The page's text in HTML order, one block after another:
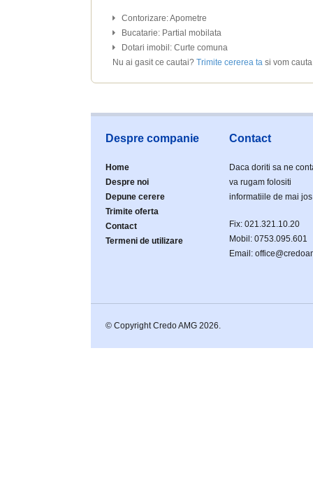
Contorizare: Apometre
Bucatarie: Partial mobilata
Dotari imobil: Curte comuna
Nu ai gasit ce cautai? Trimite cererea ta si vom
Despre companie
Home
Despre noi
Depune cerere
Trimite oferta
Contact
Termeni de utilizare
Contact
Daca doriti sa ne
va rugam folositi
informatiile de mai
Fix: 021.321.10.20
Mobil: 0753.095.601
Email:
© Copyright Credo AMG 2026.